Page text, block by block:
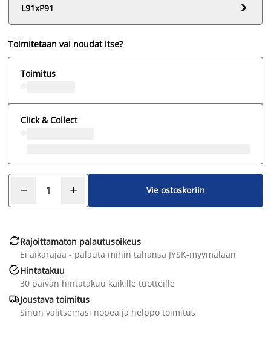
L91xP91

Toimitetaan vai noudat itse?
Toimitus
Click & Collect
Vie ostoskoriin
Rajoittamaton palautusoikeus
Ei aikarajaa - palauta mihin tahansa JYSK-myymälään
Hintatakuu
30 päivän hintatakuu kaikille tuotteille
Joustava toimitus
Sinun valitsemasi nopea ja helppo toimitus